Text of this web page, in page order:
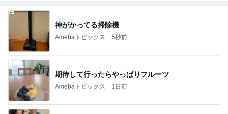
神がかってる掃除機
Amebaトピックス 5秒前
期待して行ったらやっぱりフルーツ
Amebaトピックス 1日前